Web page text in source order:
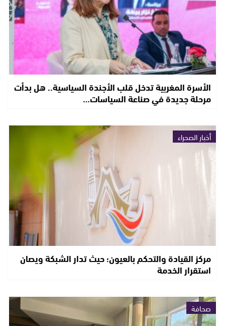
الأسرة المغربية تدخل قلب الأجندة السياسية.. هل بدأت
مرحلة جديدة في صناعة السياسات…
أخبار الصحراء
مركز القيادة والتحكم بالعيون؛ حيث تدار الشبكة ويصان
استقرار الخدمة
صحافة